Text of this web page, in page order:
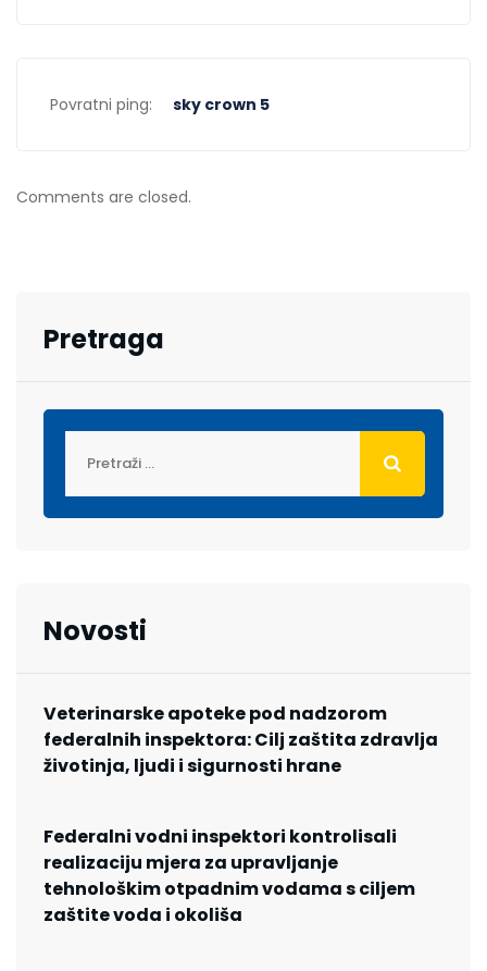
Povratni ping: sky crown 5
Comments are closed.
Pretraga
Novosti
Veterinarske apoteke pod nadzorom
federalnih inspektora: Cilj zaštita zdravlja
životinja, ljudi i sigurnosti hrane
Federalni vodni inspektori kontrolisali
realizaciju mjera za upravljanje
tehnološkim otpadnim vodama s ciljem
zaštite voda i okoliša